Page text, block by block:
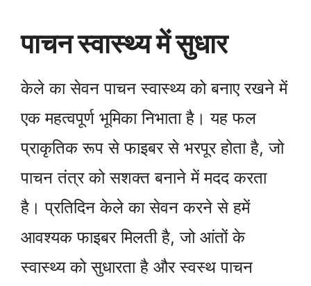
पाचन स्वास्थ्य में सुधार
केले का सेवन पाचन स्वास्थ्य को बनाए रखने में
एक महत्वपूर्ण भूमिका निभाता है। यह फल
प्राकृतिक रूप से फाइबर से भरपूर होता है, जो
पाचन तंत्र को सशक्त बनाने में मदद करता
है। प्रतिदिन केले का सेवन करने से हमें
आवश्यक फाइबर मिलती है, जो आंतों के
स्वास्थ्य को सुधारता है और स्वस्थ पाचन